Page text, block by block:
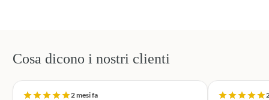
Cosa dicono i nostri clienti
2 mesi fa